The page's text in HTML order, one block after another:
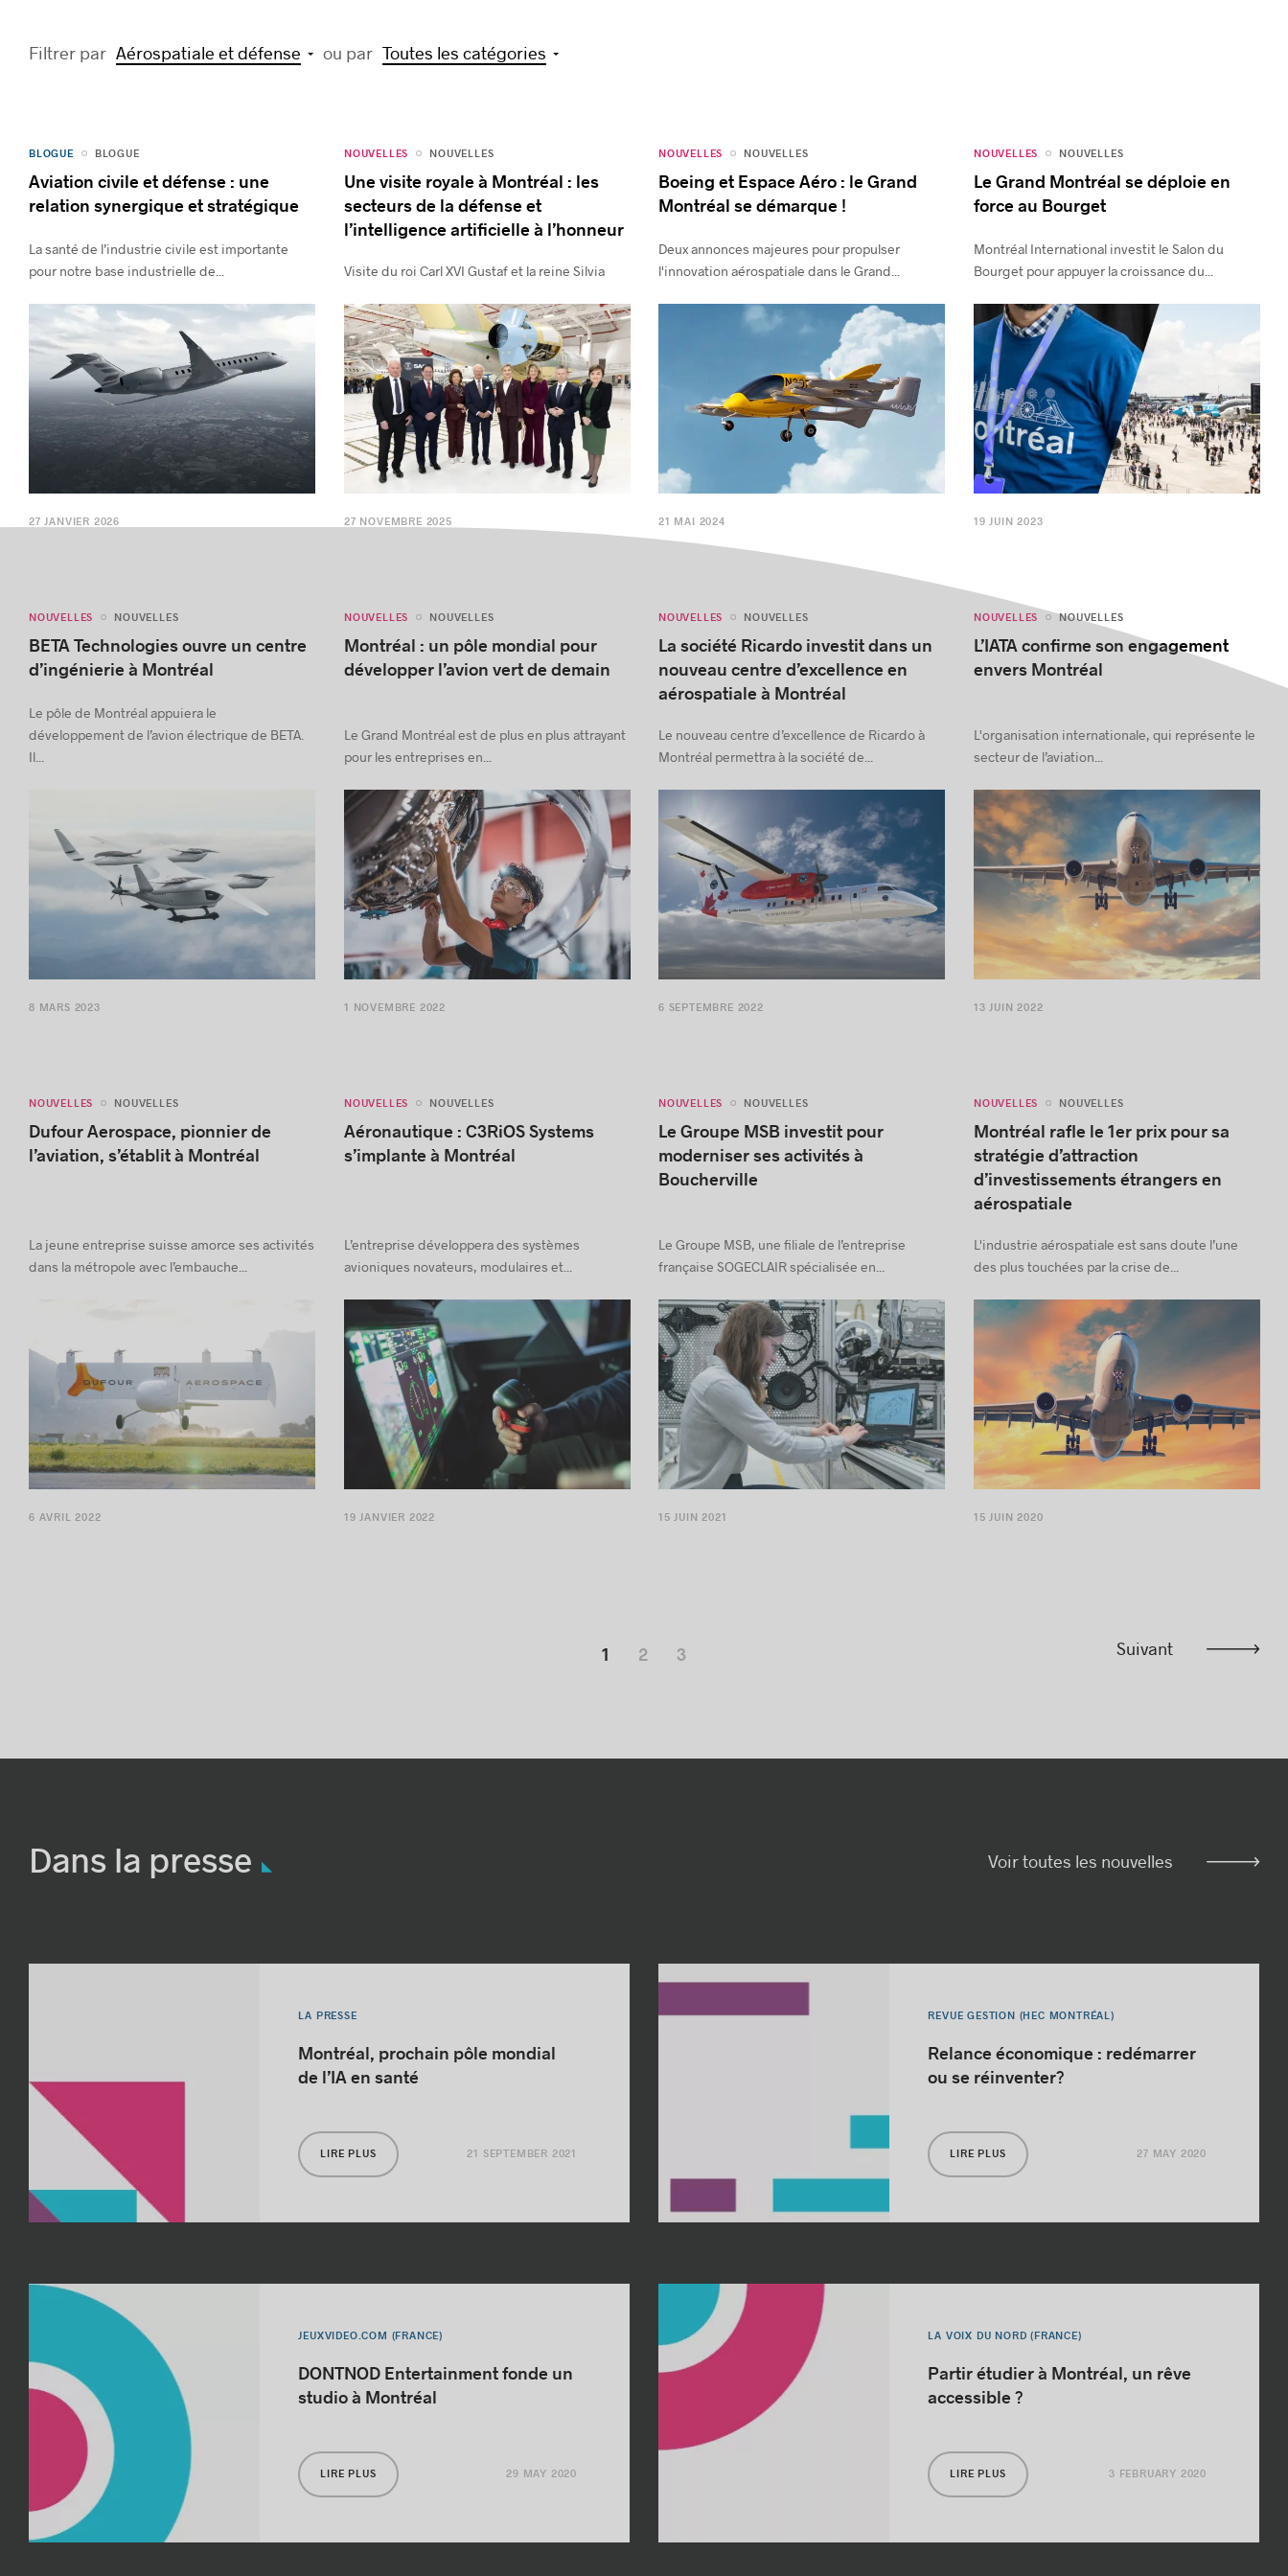
Filtrer par Aérospatiale et défense ou par Toutes les catégories
BLOGUE BLOGUE
Aviation civile et défense : une
relation synergique et stratégique
La santé de l’industrie civile est importante
pour notre base industrielle de...
27 JANVIER 2026
NOUVELLES NOUVELLES
Une visite royale à Montréal : les
secteurs de la défense et
l’intelligence artificielle à l’honneur
Visite du roi Carl XVI Gustaf et la reine Silvia
27 NOVEMBRE 2025
NOUVELLES NOUVELLES
Boeing et Espace Aéro : le Grand
Montréal se démarque !
Deux annonces majeures pour propulser
l'innovation aérospatiale dans le Grand...
21 MAI 2024
NOUVELLES NOUVELLES
Le Grand Montréal se déploie en
force au Bourget
Montréal International investit le Salon du
Bourget pour appuyer la croissance du...
19 JUIN 2023
NOUVELLES NOUVELLES
BETA Technologies ouvre un centre
d’ingénierie à Montréal
Le pôle de Montréal appuiera le
développement de l’avion électrique de BETA.
Il...
8 MARS 2023
NOUVELLES NOUVELLES
Montréal : un pôle mondial pour
développer l’avion vert de demain
Le Grand Montréal est de plus en plus attrayant
pour les entreprises en...
1 NOVEMBRE 2022
NOUVELLES NOUVELLES
La société Ricardo investit dans un
nouveau centre d’excellence en
aérospatiale à Montréal
Le nouveau centre d’excellence de Ricardo à
Montréal permettra à la société de...
6 SEPTEMBRE 2022
NOUVELLES NOUVELLES
L’IATA confirme son engagement
envers Montréal
L'organisation internationale, qui représente le
secteur de l’aviation...
13 JUIN 2022
NOUVELLES NOUVELLES
Dufour Aerospace, pionnier de
l’aviation, s’établit à Montréal
La jeune entreprise suisse amorce ses activités
dans la métropole avec l’embauche...
6 AVRIL 2022
NOUVELLES NOUVELLES
Aéronautique : C3RiOS Systems
s’implante à Montréal
L’entreprise développera des systèmes
avioniques novateurs, modulaires et...
19 JANVIER 2022
NOUVELLES NOUVELLES
Le Groupe MSB investit pour
moderniser ses activités à
Boucherville
Le Groupe MSB, une filiale de l’entreprise
française SOGECLAIR spécialisée en...
15 JUIN 2021
NOUVELLES NOUVELLES
Montréal rafle le 1er prix pour sa
stratégie d’attraction
d’investissements étrangers en
aérospatiale
L'industrie aérospatiale est sans doute l’une
des plus touchées par la crise de...
15 JUIN 2020
1 2 3 Suivant
Dans la presse Voir toutes les nouvelles
LA PRESSE
Montréal, prochain pôle mondial
de l’IA en santé
LIRE PLUS 21 SEPTEMBER 2021
REVUE GESTION (HEC MONTRÉAL)
Relance économique : redémarrer
ou se réinventer?
LIRE PLUS 27 MAY 2020
JEUXVIDEO.COM (FRANCE)
DONTNOD Entertainment fonde un
studio à Montréal
LIRE PLUS 29 MAY 2020
LA VOIX DU NORD (FRANCE)
Partir étudier à Montréal, un rêve
accessible ?
LIRE PLUS 3 FEBRUARY 2020